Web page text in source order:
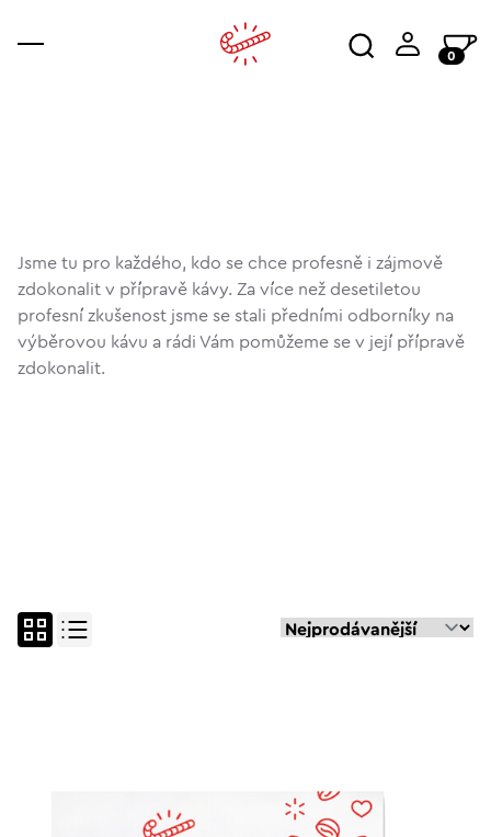
0
Jsme tu pro každého, kdo se chce profesně i zájmově
zdokonalit v přípravě kávy. Za více než desetiletou
profesní zkušenost jsme se stali předními odborníky na
výběrovou kávu a rádi Vám pomůžeme se v její přípravě
zdokonalit.